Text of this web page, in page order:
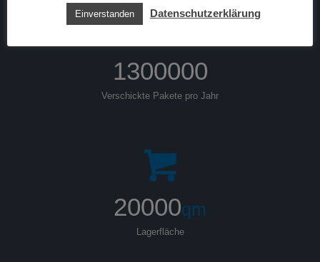
1300000
Verschickte Pakete pro Jahr
20000qm
Lagerfläche
Einverstanden Datenschutzerklärung